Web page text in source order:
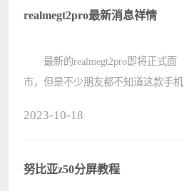
说说此问题的解决方法。 联
realmegt2pro最新消息祥情
最新的realmegt2pro即将正式面
市，但是不少朋友都不知道这款手机
机感兴趣的朋友快来一起看一下吧。
2023-10-18
努比亚z50分屏教程